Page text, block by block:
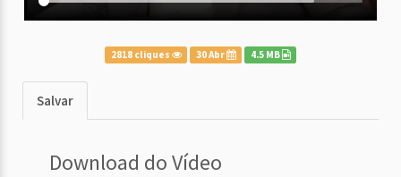
2818 cliques 30 Abr 4.5 MB
Salvar
Download do Vídeo